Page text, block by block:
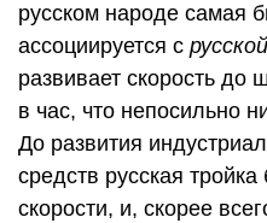
русском народе самая
ассоциируется с
развивает скорость до
в час, что непосильно
До развития
средств русская
скорости, и, скорее